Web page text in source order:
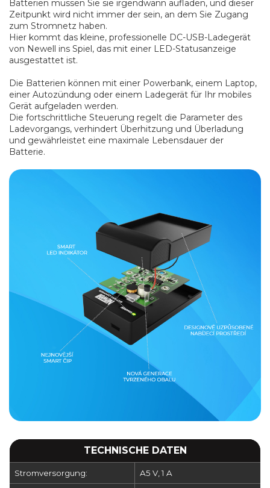
Batterien müssen Sie sie irgendwann aufladen, und dieser
Zeitpunkt wird nicht immer der sein, an dem Sie Zugang
zum Stromnetz haben.
Hier kommt das kleine, professionelle DC-USB-Ladegerät
von Newell ins Spiel, das mit einer LED-Statusanzeige
ausgestattet ist.
Die Batterien können mit einer Powerbank, einem Laptop,
einer Autozündung oder einem Ladegerät für Ihr mobiles
Gerät aufgeladen werden.
Die fortschrittliche Steuerung regelt die Parameter des
Ladevorgangs, verhindert Überhitzung und Überladung
und gewährleistet eine maximale Lebensdauer der
Batterie.
TECHNISCHE DATEN
Stromversorgung: A5 V, 1 A